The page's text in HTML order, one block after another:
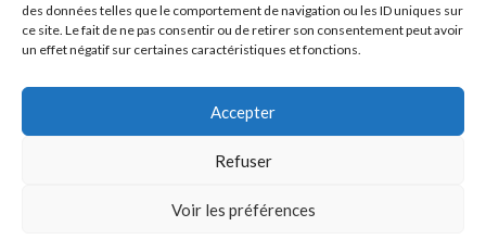
des données telles que le comportement de navigation ou les ID uniques sur
ce site. Le fait de ne pas consentir ou de retirer son consentement peut avoir
un effet négatif sur certaines caractéristiques et fonctions.
Accepter
Refuser
Voir les préférences